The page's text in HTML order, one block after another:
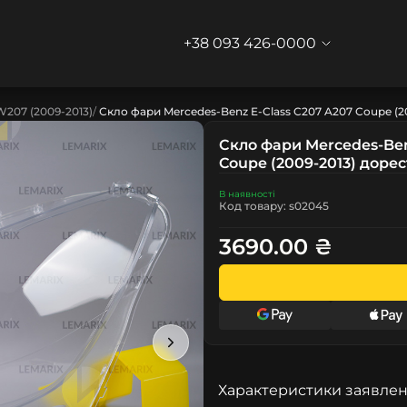
+38 093 426-0000
(2009-2013) Скло фари Mercedes-Benz E-Class C207 A207 Coupe
Скло фари Mercedes-
Coupe (2009-2013)
В наявності
Код товару: s02045
3690.00 ₴
Характеристики